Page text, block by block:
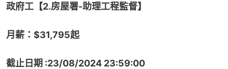
政府工【2.房屋署-助理工程監督】
月薪：$31,795起
截止日期 :23/08/2024 23:59:00